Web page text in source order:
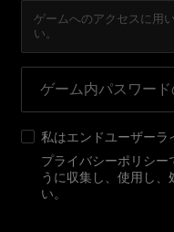
ゲームへのアクセスに用
い。
私はエンドユーザーラ
プライバシーポリシー
うに収集し、使用し、
い。